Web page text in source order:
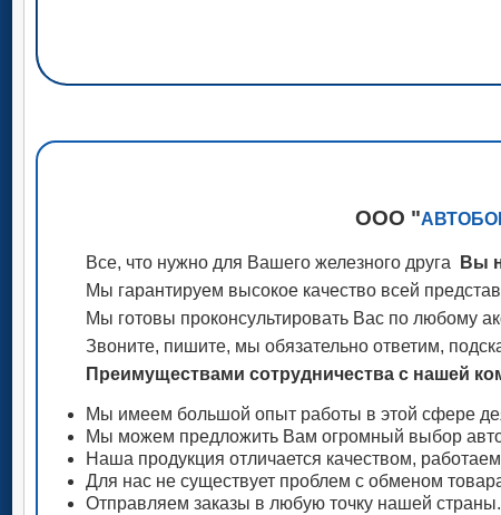
ООО "
Все, что нужно для Вашего железного друга
Вы
Мы гарантируем высокое качество всей
Мы готовы проконсультировать Вас по любому
Звоните, пишите, мы обязательно ответим,
Преимуществами сотрудничества с нашей
Мы имеем большой опыт работы в этой сфере
Мы можем предложить Вам огромный выбор
Наша продукция отличается качеством,
Для нас не существует проблем с обменом
Отправляем заказы в любую точку нашей